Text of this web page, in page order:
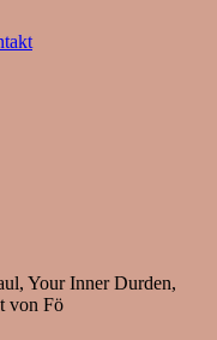
Your Inner Durden,
von Fö